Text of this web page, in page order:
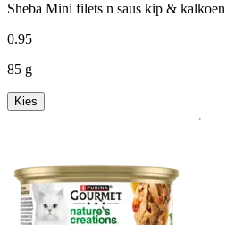
Sheba Mini filets n saus kip & kalkoen
0.95
85 g
Kies